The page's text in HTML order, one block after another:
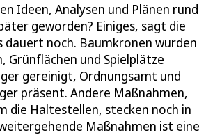
Ideen, Analysen und Plänen rund
geworden? Einiges, sagt die
dauert noch. Baumkronen wurden
Grünflächen und Spielplätze
gereinigt, Ordnungsamt und
präsent. Andere Maßnahmen,
die Haltestellen, stecken noch in
Maßnahmen ist eine